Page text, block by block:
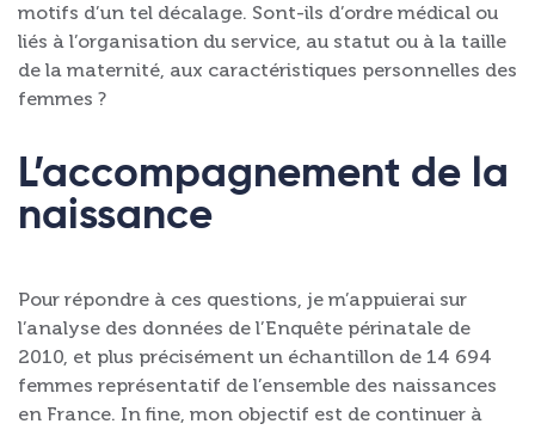
motifs d’un tel décalage. Sont-ils d’ordre médical ou
liés à l’organisation du service, au statut ou à la taille
de la maternité, aux caractéristiques personnelles des
femmes ?
L’accompagnement de la
naissance
Pour répondre à ces questions, je m’appuierai sur
l’analyse des données de l’Enquête périnatale de
2010, et plus précisément un échantillon de 14 694
femmes représentatif de l’ensemble des naissances
en France. In fine, mon objectif est de continuer à